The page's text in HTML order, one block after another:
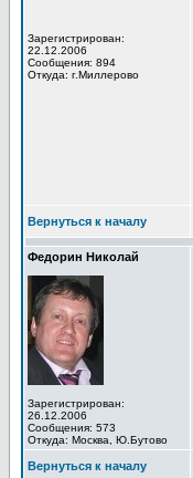
Зарегистрирован:
22.12.2006
Сообщения: 894
Откуда: г.Миллерово
Вернуться к началу
Федорин Николай
Зарегистрирован:
26.12.2006
Сообщения: 573
Откуда: Москва, Ю.Бутово
Вернуться к началу